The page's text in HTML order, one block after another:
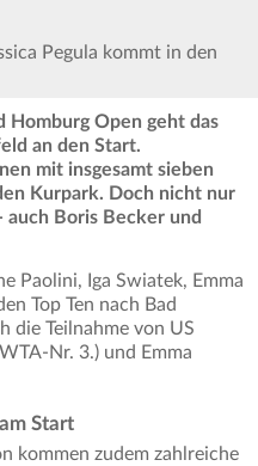
Pegula kommt in den
Homburg Open geht das
an den Start.
mit insgesamt sieben
Kurpark. Doch nicht nur
Boris Becker und
Paolini, Iga Swiatek, Emma
Top Ten nach Bad
die Teilnahme von US
Nr. 3.) und Emma
Start
kommen zudem zahlreiche